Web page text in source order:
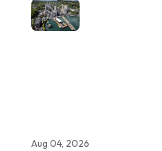
Aug 04, 2026